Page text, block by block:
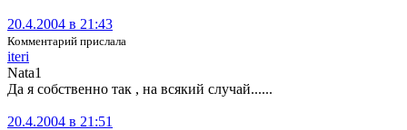
20.4.2004 в 21:43
Комментарий прислала
iteri
Nata1
Да я собственно так , на всякий случай......
20.4.2004 в 21:51